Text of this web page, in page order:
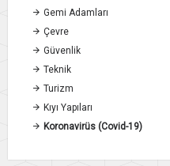
Gemi Adamları
Çevre
Güvenlik
Teknik
Turizm
Kıyı Yapıları
Koronavirüs (Covid-19)